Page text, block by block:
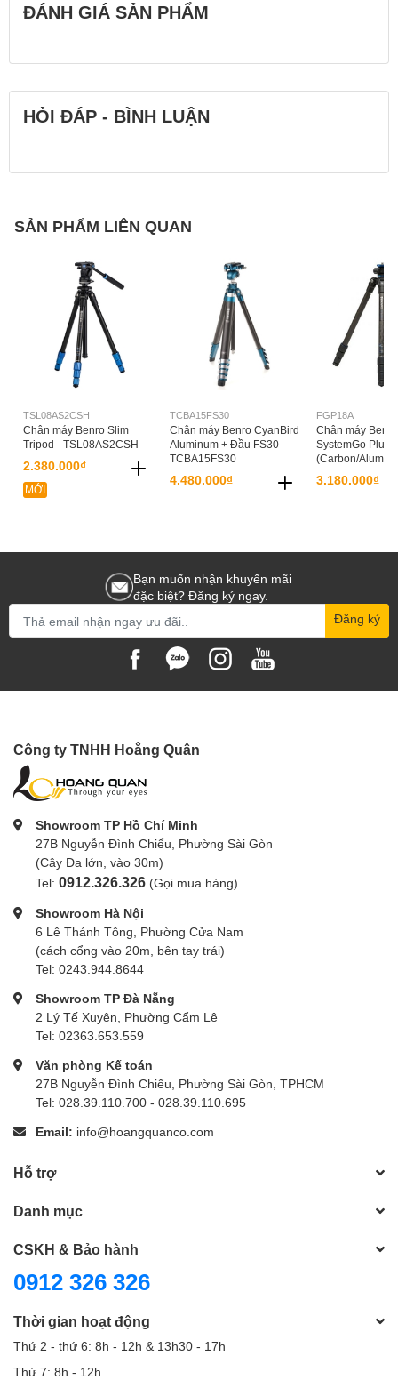
ĐÁNH GIÁ SẢN PHẨM
HỎI ĐÁP - BÌNH LUẬN
SẢN PHẨM LIÊN QUAN
TSL08AS2CSH
Chân máy Benro Slim
Tripod - TSL08AS2CSH
2.380.000₫
MỚI
TCBA15FS30
Chân máy Benro CyanBird
Aluminum + Đầu FS30 -
TCBA15FS30
4.480.000₫
FGP18A
Chân máy Benro
SystemGo Plus
(Carbon/
3.180.000₫
Bạn muốn nhận khuyến mãi
đặc biệt? Đăng ký ngay.
Đăng ký
Công ty TNHH Hoằng Quân
Showroom TP Hồ Chí Minh
27B Nguyễn Đình Chiểu, Phường Sài Gòn
(Cây Đa lớn, vào 30m)
Tel: 0912.326.326 (Gọi mua hàng)
Showroom Hà Nội
6 Lê Thánh Tông, Phường Cửa Nam
(cách cổng vào 20m, bên tay trái)
Tel: 0243.944.8644
Showroom TP Đà Nẵng
2 Lý Tế Xuyên, Phường Cẩm Lệ
Tel: 02363.653.559
Văn phòng Kế toán
27B Nguyễn Đình Chiểu, Phường Sài Gòn, TPHCM
Tel: 028.39.110.700 - 028.39.110.695
Email: info@hoangquanco.com
Hỗ trợ
Danh mục
CSKH & Bảo hành
0912 326 326
Thời gian hoạt động
Thứ 2 - thứ 6: 8h - 12h & 13h30 - 17h
Thứ 7: 8h - 12h